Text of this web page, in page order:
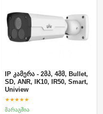
IP კამერა - 2მპ, 4მმ, Bullet,
SD, ANR, IK10, IR50, Smart,
Uniview
★★★★★
მარაგშია